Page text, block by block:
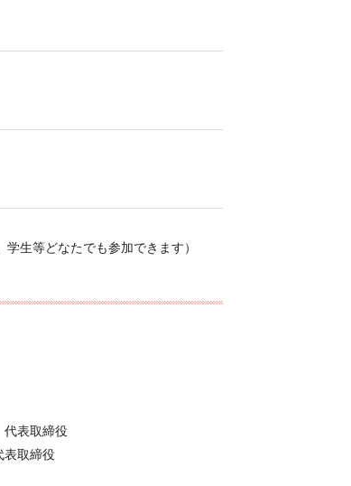
等どなたでも参加できます）
表取締役
取締役